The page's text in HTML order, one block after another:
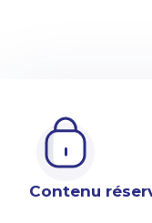
Contenu